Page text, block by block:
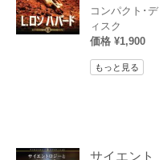
コンパクト･デ
ィスク
価格 ¥1,900
もっと見る
サイエント